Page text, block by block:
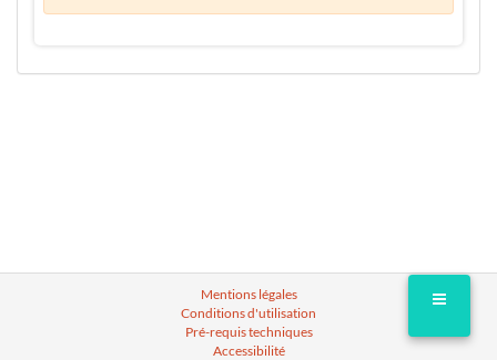
Mentions légales
Conditions d'utilisation
Pré-requis techniques
Accessibilité